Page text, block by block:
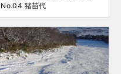
No.04 猪苗代